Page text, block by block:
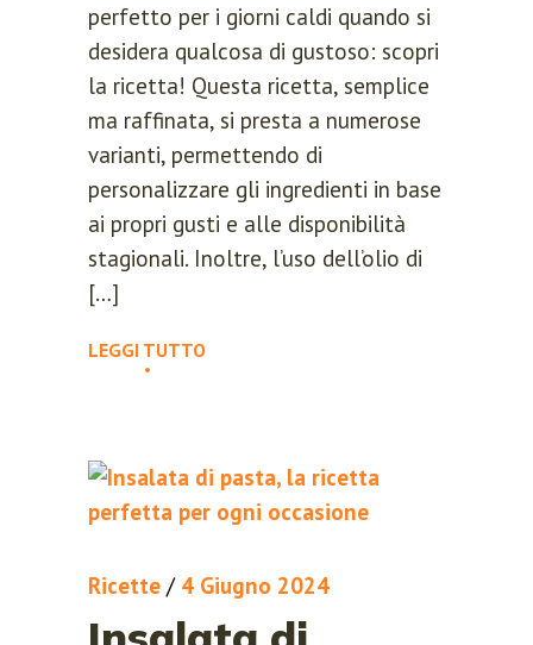
perfetto per i giorni caldi quando si
desidera qualcosa di gustoso: scopri
la ricetta! Questa ricetta, semplice
ma raffinata, si presta a numerose
varianti, permettendo di
personalizzare gli ingredienti in base
ai propri gusti e alle disponibilità
stagionali. Inoltre, l’uso dell’olio di
[…]
LEGGI TUTTO
Ricette / 4 Giugno 2024